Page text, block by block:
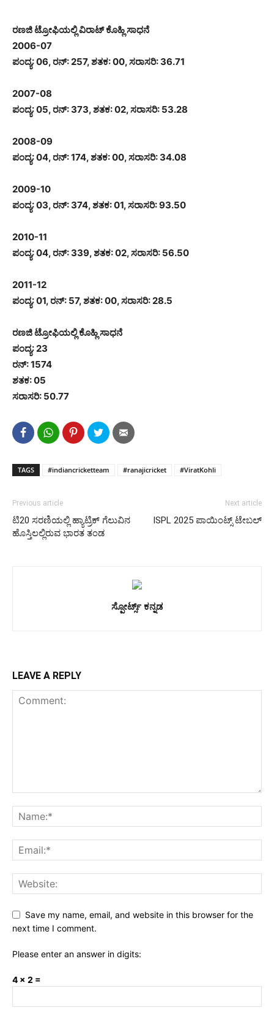
ರಣಜಿ ಟ್ರೋಫಿಯಲ್ಲಿ ವಿರಾಟ್ ಕೊಹ್ಲಿ ಸಾಧನೆ
2006-07
ಪಂದ್ಯ: 06, ರನ್: 257, ಶತಕ: 00, ಸರಾಸರಿ: 36.71
2007-08
ಪಂದ್ಯ: 05, ರನ್: 373, ಶತಕ: 02, ಸರಾಸರಿ: 53.28
2008-09
ಪಂದ್ಯ: 04, ರನ್: 174, ಶತಕ: 00, ಸರಾಸರಿ: 34.08
2009-10
ಪಂದ್ಯ: 03, ರನ್: 374, ಶತಕ: 01, ಸರಾಸರಿ: 93.50
2010-11
ಪಂದ್ಯ: 04, ರನ್: 339, ಶತಕ: 02, ಸರಾಸರಿ: 56.50
2011-12
ಪಂದ್ಯ: 01, ರನ್: 57, ಶತಕ: 00, ಸರಾಸರಿ: 28.5
ರಣಜಿ ಟ್ರೋಫಿಯಲ್ಲಿ ಕೊಹ್ಲಿ ಸಾಧನೆ
ಪಂದ್ಯ: 23
ರನ್: 1574
ಶತಕ: 05
ಸರಾಸರಿ: 50.77
TAGS #indiancricketteam #ranajicricket #ViratKohli
Previous article
ಟಿ20 ಸರಣಿಯಲ್ಲಿ ಹ್ಯಾಟ್ರಿಕ್ ಗೆಲುವಿನ
ಹೊಸ್ತಿಲಲ್ಲಿರುವ ಭಾರತ ತಂಡ
Next article
ISPL 2025 ಪಾಯಿಂಟ್ಸ್ ಟೇಬಲ್
ಸ್ಪೋರ್ಟ್ಸ್ ಕನ್ನಡ
LEAVE A REPLY
Save my name, email, and website in this browser for the
next time I comment.
Please enter an answer in digits:
4 × 2 =